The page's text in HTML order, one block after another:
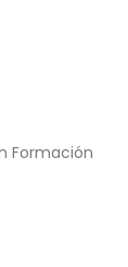
Formación